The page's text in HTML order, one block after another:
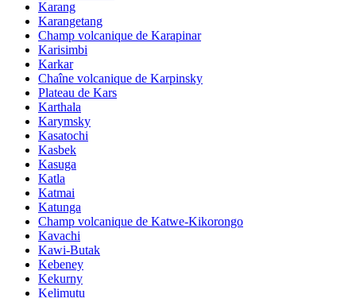
Karang
Karangetang
Champ volcanique de Karapinar
Karisimbi
Karkar
Chaîne volcanique de Karpinsky
Plateau de Kars
Karthala
Karymsky
Kasatochi
Kasbek
Kasuga
Katla
Katmai
Katunga
Champ volcanique de Katwe-Kikorongo
Kavachi
Kawi-Butak
Kebeney
Kekurny
Kelimutu